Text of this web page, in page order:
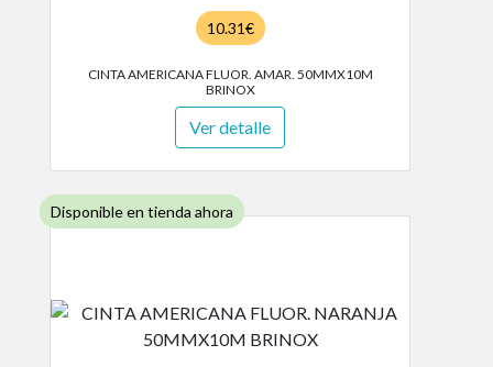
10.31€
CINTA AMERICANA FLUOR. AMAR. 50MMX10M
BRINOX
Ver detalle
Disponible en tienda ahora